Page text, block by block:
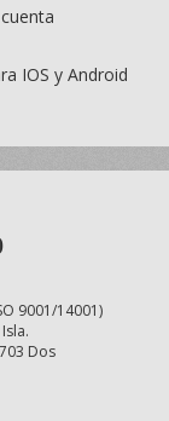
IOS y Android
9001/14001)
Dos